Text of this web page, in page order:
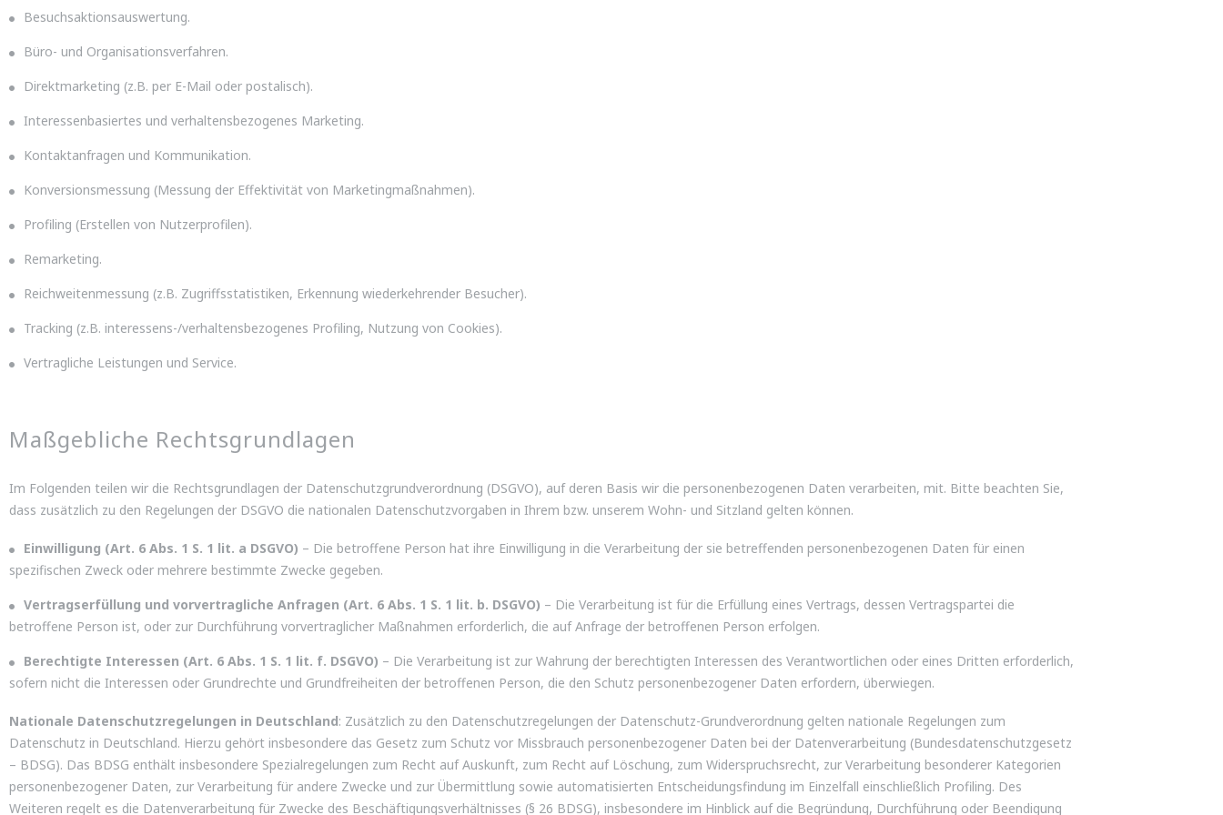
Besuchsaktionsauswertung.
Büro- und Organisationsverfahren.
Direktmarketing (z.B. per E-Mail oder postalisch).
Interessenbasiertes und verhaltensbezogenes Marketing.
Kontaktanfragen und Kommunikation.
Konversionsmessung (Messung der Effektivität von Marketingmaßnahmen).
Profiling (Erstellen von Nutzerprofilen).
Remarketing.
Reichweitenmessung (z.B. Zugriffsstatistiken, Erkennung wiederkehrender Besucher).
Tracking (z.B. interessens-/verhaltensbezogenes Profiling, Nutzung von Cookies).
Vertragliche Leistungen und Service.
Maßgebliche Rechtsgrundlagen
Im Folgenden teilen wir die Rechtsgrundlagen der Datenschutzgrundverordnung (DSGVO), auf deren Basis wir die personenbezogenen Daten verarbeiten, mit. Bitte beachten Sie,
dass zusätzlich zu den Regelungen der DSGVO die nationalen Datenschutzvorgaben in Ihrem bzw. unserem Wohn- und Sitzland gelten können.
Einwilligung (Art. 6 Abs. 1 S. 1 lit. a DSGVO) – Die betroffene Person hat ihre Einwilligung in die Verarbeitung der sie betreffenden personenbezogenen Daten für einen
spezifischen Zweck oder mehrere bestimmte Zwecke gegeben.
Vertragserfüllung und vorvertragliche Anfragen (Art. 6 Abs. 1 S. 1 lit. b. DSGVO) – Die Verarbeitung ist für die Erfüllung eines Vertrags, dessen Vertragspartei die
betroffene Person ist, oder zur Durchführung vorvertraglicher Maßnahmen erforderlich, die auf Anfrage der betroffenen Person erfolgen.
Berechtigte Interessen (Art. 6 Abs. 1 S. 1 lit. f. DSGVO) – Die Verarbeitung ist zur Wahrung der berechtigten Interessen des Verantwortlichen oder eines Dritten erforderlich,
sofern nicht die Interessen oder Grundrechte und Grundfreiheiten der betroffenen Person, die den Schutz personenbezogener Daten erfordern, überwiegen.
Nationale Datenschutzregelungen in Deutschland: Zusätzlich zu den Datenschutzregelungen der Datenschutz-Grundverordnung gelten nationale Regelungen zum
Datenschutz in Deutschland. Hierzu gehört insbesondere das Gesetz zum Schutz vor Missbrauch personenbezogener Daten bei der Datenverarbeitung (Bundesdatenschutzgesetz
– BDSG). Das BDSG enthält insbesondere Spezialregelungen zum Recht auf Auskunft, zum Recht auf Löschung, zum Widerspruchsrecht, zur Verarbeitung besonderer Kategorien
personenbezogener Daten, zur Verarbeitung für andere Zwecke und zur Übermittlung sowie automatisierten Entscheidungsfindung im Einzelfall einschließlich Profiling. Des
Weiteren regelt es die Datenverarbeitung für Zwecke des Beschäftigungsverhältnisses (§ 26 BDSG), insbesondere im Hinblick auf die Begründung, Durchführung oder Beendigung